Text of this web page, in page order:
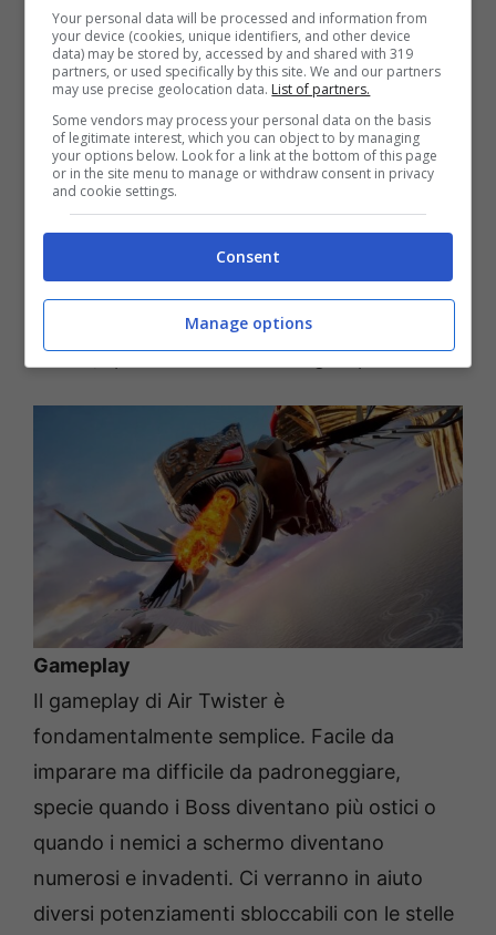
Grafica e Design
Air Twister si distingue sicuramente anche
per la sua grafica audace e colorata con un
design semplice, con il giocatore che
controlla una principessa volante attraverso
12 fasi, sparando ai nemici lungo il percorso.
Gameplay
Il gameplay di Air Twister è
fondamentalmente semplice. Facile da
imparare ma difficile da padroneggiare,
specie quando i Boss diventano più ostici o
quando i nemici a schermo diventano
numerosi e invadenti. Ci verranno in aiuto
diversi potenziamenti sbloccabili con le stelle
Your personal data will be processed and information from
your device (cookies, unique identifiers, and other device
data) may be stored by, accessed by and shared with 319
partners, or used specifically by this site. We and our partners
may use precise geolocation data. List of partners.
Some vendors may process your personal data on the basis
of legitimate interest, which you can object to by managing
your options below. Look for a link at the bottom of this page
or in the site menu to manage or withdraw consent in privacy
and cookie settings.
Consent
Manage options